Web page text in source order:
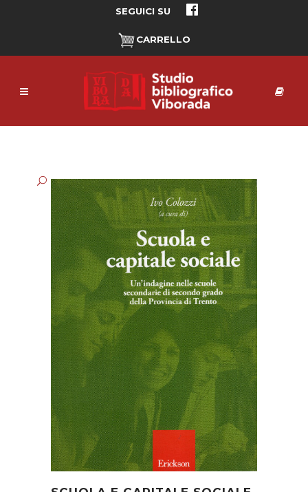
SEGUICI SU
CARRELLO